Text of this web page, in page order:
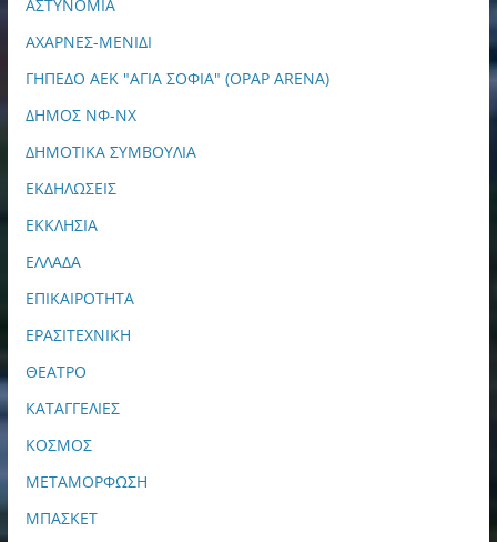
ΑΣΤΥΝΟΜΙΑ
ΑΧΑΡΝΕΣ-ΜΕΝΙΔΙ
ΓΗΠΕΔΟ ΑΕΚ "ΑΓΙΑ ΣΟΦΙΑ" (OPAP ARENA)
ΔΗΜΟΣ ΝΦ-ΝΧ
ΔΗΜΟΤΙΚΑ ΣΥΜΒΟΥΛΙΑ
ΕΚΔΗΛΩΣΕΙΣ
ΕΚΚΛΗΣΙΑ
ΕΛΛΑΔΑ
ΕΠΙΚΑΙΡΟΤΗΤΑ
ΕΡΑΣΙΤΕΧΝΙΚΗ
ΘΕΑΤΡΟ
ΚΑΤΑΓΓΕΛΙΕΣ
ΚΟΣΜΟΣ
ΜΕΤΑΜΟΡΦΩΣΗ
ΜΠΑΣΚΕΤ